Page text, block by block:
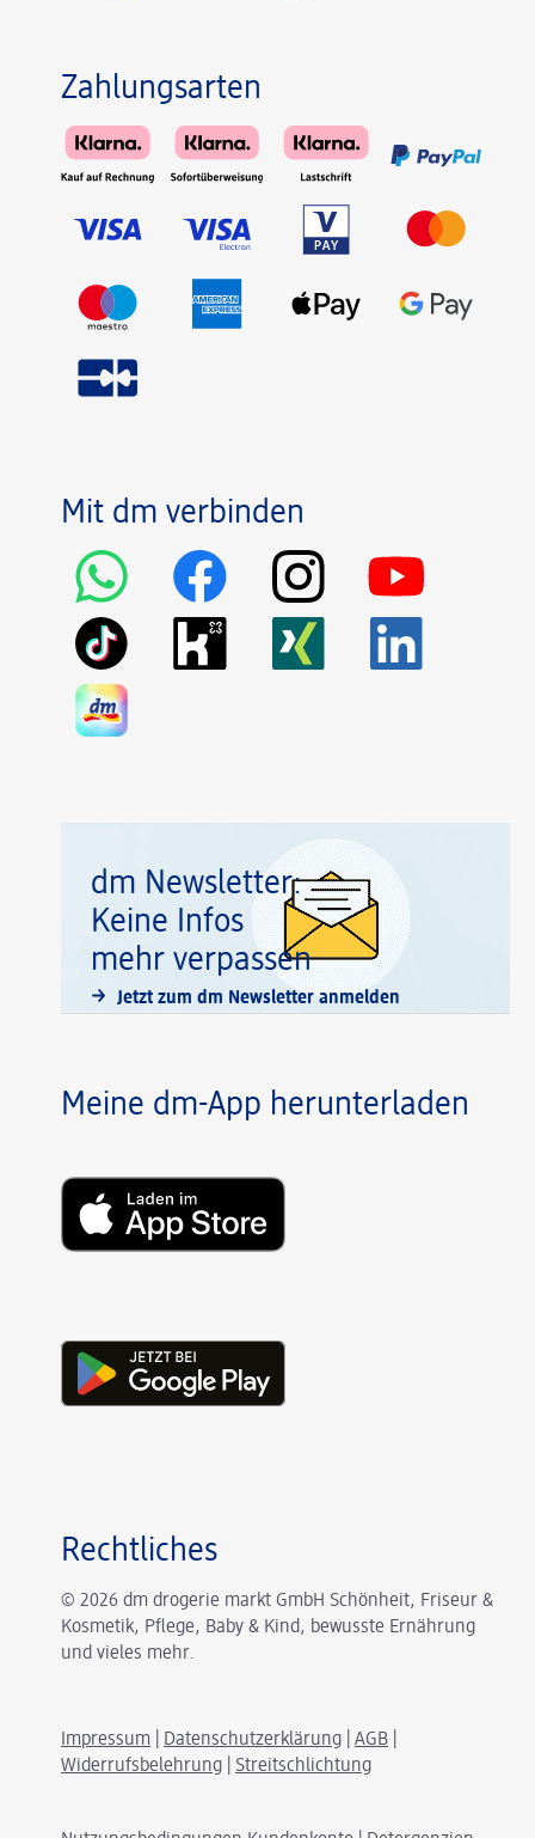
Zahlungsarten
Mit dm verbinden
dm Newsletter:
Keine Infos
mehr verpassen
Jetzt zum dm Newsletter anmelden
Meine dm-App herunterladen
Rechtliches
© 2026 dm drogerie markt GmbH Schönheit, Friseur &
Kosmetik, Pflege, Baby & Kind, bewusste Ernährung
und vieles mehr.
Impressum Datenschutzerklärung AGB
Widerrufsbelehrung
Streitschlichtung